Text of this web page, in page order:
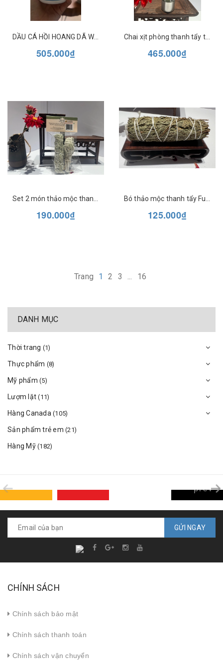
DẦU CÁ HỒI HOANG DÃ WILD ALASKAN SALMON OIL NATURAL FACTORS
505.000₫
Chai xịt phòng thanh tẩy tinh dầu tự nhiên Full Moon Farm
465.000₫
190.000₫ 125.000₫
Trang 1 2 3 ... 16
DANH MỤC
Thời trang (1)
Thực phẩm (8)
Mỹ phẩm (5)
Lượm lặt(11)
Hàng Canada (105)
Sản phẩm trẻ em (21)
Hàng Mỹ (182)
prev
GỬI NGAY
CHÍNH SÁCH
Chính sách bảo mật
Chính sách thanh toán
Chính sách vận chuyển